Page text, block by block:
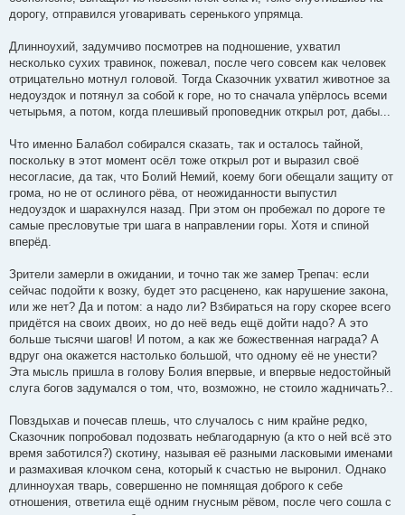
дорогу, отправился уговаривать серенького упрямца.
Длинноухий, задумчиво посмотрев на подношение, ухватил
несколько сухих травинок, пожевал, после чего совсем как человек
отрицательно мотнул головой. Тогда Сказочник ухватил животное за
недоуздок и потянул за собой к горе, но то сначала упёрлось всеми
четырьмя, а потом, когда плешивый проповедник открыл рот, дабы...
Что именно Балабол собирался сказать, так и осталось тайной,
поскольку в этот момент осёл тоже открыл рот и выразил своё
несогласие, да так, что Болий Немий, коему боги обещали защиту от
грома, но не от ослиного рёва, от неожиданности выпустил
недоуздок и шарахнулся назад. При этом он пробежал по дороге те
самые пресловутые три шага в направлении горы. Хотя и спиной
вперёд.
Зрители замерли в ожидании, и точно так же замер Трепач: если
сейчас подойти к возку, будет это расценено, как нарушение закона,
или же нет? Да и потом: а надо ли? Взбираться на гору скорее всего
придётся на своих двоих, но до неё ведь ещё дойти надо? А это
больше тысячи шагов! И потом, а как же божественная награда? А
вдруг она окажется настолько большой, что одному её не унести?
Эта мысль пришла в голову Болия впервые, и впервые недостойный
слуга богов задумался о том, что, возможно, не стоило жадничать?..
Повздыхав и почесав плешь, что случалось с ним крайне редко,
Сказочник попробовал подозвать неблагодарную (а кто о ней всё это
время заботился?) скотину, называя её разными ласковыми именами
и размахивая клочком сена, который к счастью не выронил. Однако
длинноухая тварь, совершенно не помнящая доброго к себе
отношения, ответила ещё одним гнусным рёвом, после чего сошла с